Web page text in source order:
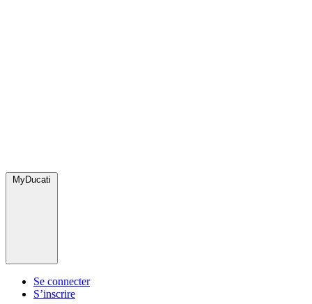
MyDucati
Se connecter
S’inscrire